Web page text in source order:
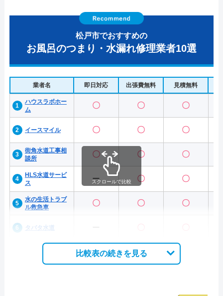
松戸市でおすすめの
お風呂のつまり・水漏れ修理業者10選
業者名 即日対応 出張費無料 見積無料
ハウスラボホー
ム
〇 〇 〇
イースマイル 〇 〇 〇
街角水道工事相
談所
〇 〇 〇
HLS水道サービ
ス
ー 〇 〇
水の生活トラブ
ル救急車
〇 〇 〇
タバタ水道
スクロールで比較
比較表の続きを見る